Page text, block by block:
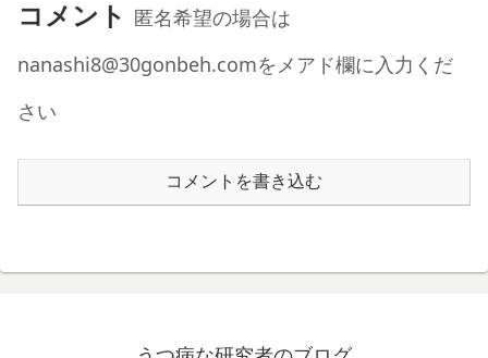
コメント 匿名希望の場合は
nanashi8@30gonbeh.comをメアド欄に入力くだ
さい
コメントを書き込む